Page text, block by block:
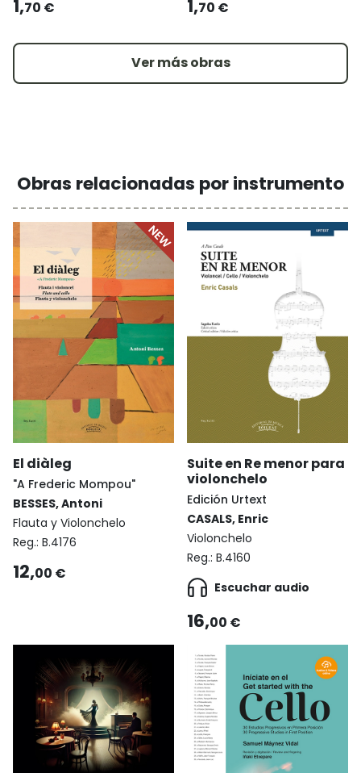
1,70 € 1,70 €
Ver más obras
Obras relacionadas por instrumento
El diàleg
"A Frederic Mompou"
BESSES, Antoni
Flauta y Violonchelo
Reg.: B.4176
12,00 €
Suite en Re menor para
violonchelo
Edición Urtext
CASALS, Enric
Violonchelo
Reg.: B.4160
Escuchar audio
16,00 €